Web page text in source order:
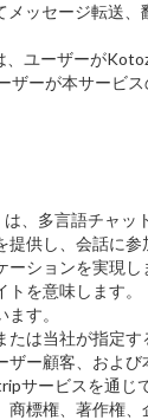
ッセージ転送、
ユーザーが
ーが本サービ
、多言語チャ
供し、会話に
ションを実現し
を意味します。
す。
は当社が指定す
ー顧客、およ
ービスを通じ
標権、著作